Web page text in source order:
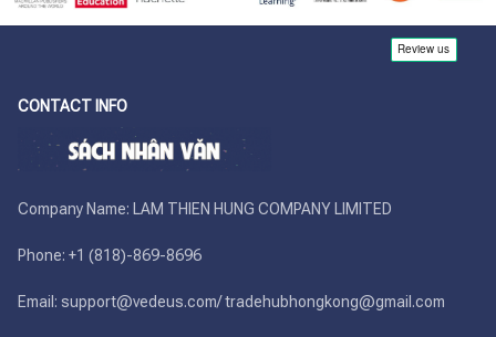
CONTACT INFO
Company Name: LAM THIEN HUNG COMPANY LIMITED
Phone: +1 (818)-869-8696
Email: support@vedeus.com/ tradehubhongkong@gmail.com